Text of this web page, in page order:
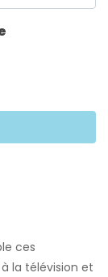
ces
la télévision et